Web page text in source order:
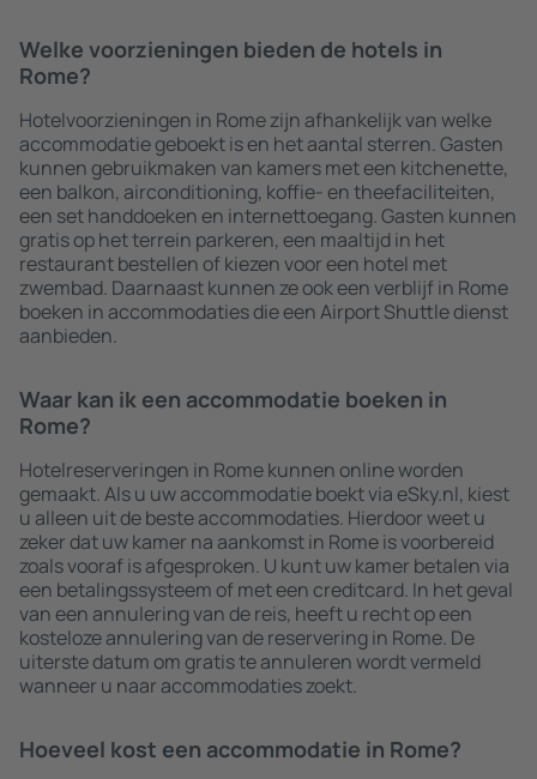
Welke voorzieningen bieden de hotels in
Rome?
Hotelvoorzieningen in Rome zijn afhankelijk van welke
accommodatie geboekt is en het aantal sterren. Gasten
kunnen gebruikmaken van kamers met een kitchenette,
een balkon, airconditioning, koffie- en theefaciliteiten,
een set handdoeken en internettoegang. Gasten kunnen
gratis op het terrein parkeren, een maaltijd in het
restaurant bestellen of kiezen voor een hotel met
zwembad. Daarnaast kunnen ze ook een verblijf in Rome
boeken in accommodaties die een Airport Shuttle dienst
aanbieden.
Waar kan ik een accommodatie boeken in
Rome?
Hotelreserveringen in Rome kunnen online worden
gemaakt. Als u uw accommodatie boekt via eSky.nl, kiest
u alleen uit de beste accommodaties. Hierdoor weet u
zeker dat uw kamer na aankomst in Rome is voorbereid
zoals vooraf is afgesproken. U kunt uw kamer betalen via
een betalingssysteem of met een creditcard. In het geval
van een annulering van de reis, heeft u recht op een
kosteloze annulering van de reservering in Rome. De
uiterste datum om gratis te annuleren wordt vermeld
wanneer u naar accommodaties zoekt.
Hoeveel kost een accommodatie in Rome?